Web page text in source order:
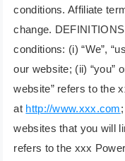
conditions. Affiliate
change.
conditions: (i) “We”,
our website; (ii) “you”
website” refers to the
at http://www.xxx.com
websites that you will
refers to the xxx